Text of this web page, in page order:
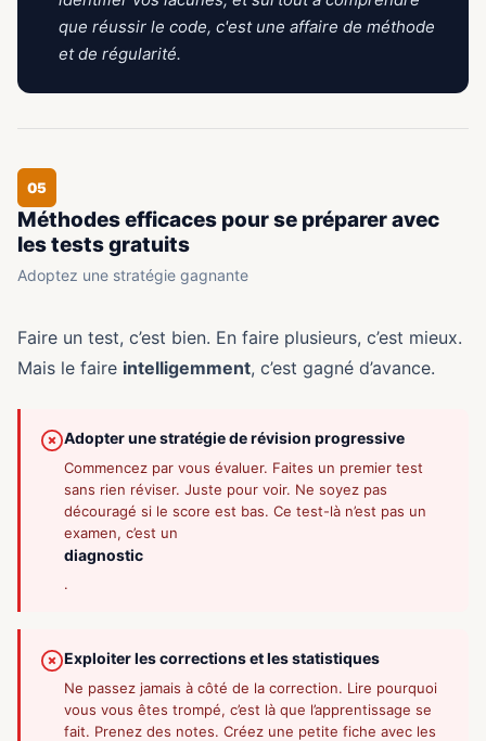
que réussir le code, c'est une affaire de méthode
et de régularité.
05
Méthodes efficaces pour se préparer avec
les tests gratuits
Adoptez une stratégie gagnante
Faire un test, c’est bien. En faire plusieurs, c’est mieux.
Mais le faire intelligemment, c’est gagné d’avance.
Adopter une stratégie de révision progressive
Commencez par vous évaluer. Faites un premier test
sans rien réviser. Juste pour voir. Ne soyez pas
découragé si le score est bas. Ce test-là n’est pas un
examen, c’est un
diagnostic
.
Exploiter les corrections et les statistiques
Ne passez jamais à côté de la correction. Lire pourquoi
vous vous êtes trompé, c’est là que l’apprentissage se
fait. Prenez des notes. Créez une petite fiche avec les